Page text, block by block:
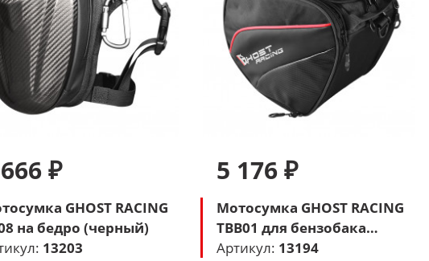
₽
GHOST RACING
на бедро (черный)
13203
5 176 ₽
Мотосумка GHOST RACING
TBB01 для бензобака
(красный)
Артикул: 13194